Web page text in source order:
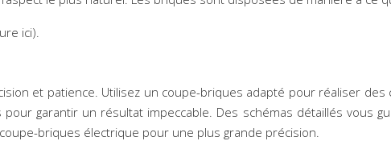
ici).
et patience. Utilisez un coupe-briques adapté pour réaliser
garantir un résultat impeccable. Des schémas détaillés vous
briques électrique pour une plus grande précision.